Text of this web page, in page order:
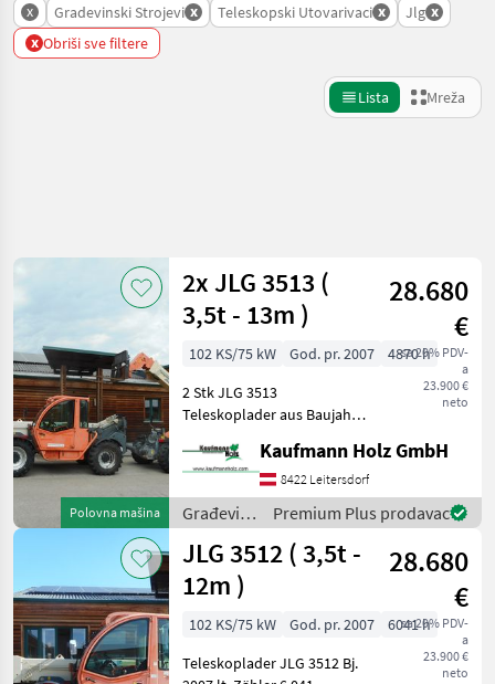
x Gradevinski Strojevi x Teleskopski Utovarivaci x Jlg x
x Obriši sve filtere
Lista Mreža
Kategorija 4 Država Filteri
TRENUTNA
PUTANJA
Izgradnja
Gradevinski
Strojevi
Utovarivaci
KATEGORIJU
JLG
Resetuj
Prikaži 8
rezultata
Polovna mašina
2x JLG 3513 (
3,5t - 13m )
28.680
€
sa 20% PDV-
a
23.900 €
neto
102 KS/75 kW God. pr. 2007
4870 h
2 Stk JLG 3513
Teleskoplader aus Baujahr
Bj. 2007 lt. Zähler 4.871
Stunden 13 Meter 3, 5
Tonnen Maschine 2: JLG
3513 Bj. 2007
Kaufmann Holz GmbH
8422 Leitersdorf
Građevinski
strojevi /
JLG
Premium Plus prodavac
JLG 3512 ( 3,5t -
12m )
28.680
€
sa 20% PDV-
a
23.900 €
neto
102 KS/75 kW God. pr. 2007
6041 h
Teleskoplader JLG 3512 Bj.